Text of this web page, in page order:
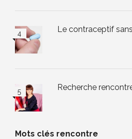
Le contraceptif
Recherche
Mots clés rencontre